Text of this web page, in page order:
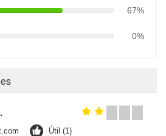
67%
0%
Útil (1)